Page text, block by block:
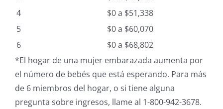
4
$0 a $51,338
5
$0 a $60,070
6
$0 a $68,802
*El hogar de una mujer embarazada aumenta por
el número de bebés que está esperando. Para más
de 6 miembros del hogar, o si tiene alguna
pregunta sobre ingresos, llame al 1-800-942-3678.